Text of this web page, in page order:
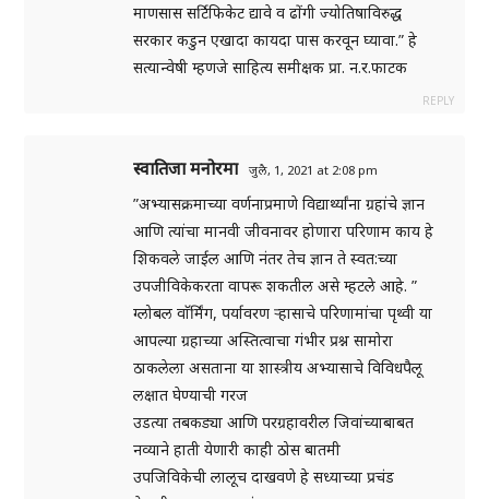
माणसास सर्टिफिकेट द्यावे व ढोंगी ज्योतिषाविरुद्ध
सरकार कडुन एखादा कायदा पास करवून घ्यावा.” हे
सत्यान्वेषी म्हणजे साहित्य समीक्षक प्रा. न.र.फाटक
REPLY
स्वातिजा मनोरमा जुलै, 1, 2021 at 2:08 pm
”अभ्यासक्रमाच्या वर्णनाप्रमाणे विद्यार्थ्यांना ग्रहांचे ज्ञान
आणि त्यांचा मानवी जीवनावर होणारा परिणाम काय हे
शिकवले जाईल आणि नंतर तेच ज्ञान ते स्वत:च्या
उपजीविकेकरता वापरू शकतील असे म्हटले आहे. ”
ग्लोबल वाॅर्मिंग, पर्यावरण ऱ्हासाचे परिणामांचा पृथ्वी या
आपल्या ग्रहाच्या अस्तित्वाचा गंभीर प्रश्न सामोरा
ठाकलेला असताना या शास्त्रीय अभ्यासाचे विविधपैलू
लक्षात घेण्याची गरज
उडत्या तबकड्या आणि परग्रहावरील जिवांच्याबाबत
नव्याने हाती येणारी काही ठोस बातमी
उपजिविकेची लालूच दाखवणे हे सध्याच्या प्रचंड